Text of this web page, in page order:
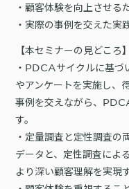
Action
クリエイティブ作成
シナリオテンプレート
施策設計
広告配信最適化
広告ダッシュボード
広告媒体へデータ連携
PaaS
アプリケーション開発
WOWOWはユーザー離脱と
ニケーションを実現する基盤
施策事例
スペック
セキュリティ
・顧客体験を向上させる
・実際の事例を交えた実
【本セミナーの見どころ】
・PDCAサイクルに基づ
やアンケートを実施し、
事例を交えながら、
す。
・定量調査と定性調査の
データと、定性調査によ
より深い顧客理解を実現